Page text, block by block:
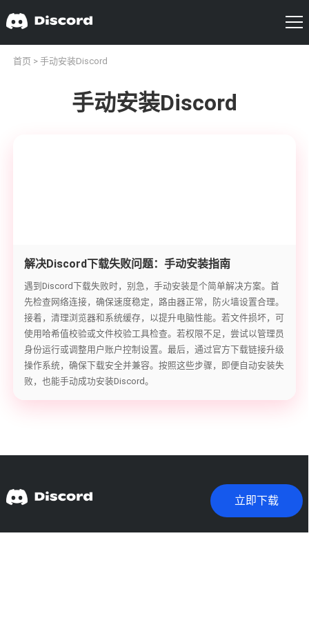
首页 > 手动安装Discord
手动安装Discord
解决Discord下载失败问题：手动安装指南
遇到Discord下载失败时，别急，手动安装是个简单解决方案。首
先检查网络连接，确保速度稳定，路由器正常，防火墙设置合理。
接着，清理浏览器和系统缓存，以提升电脑性能。若文件损坏，可
使用哈希值校验或文件校验工具检查。若权限不足，尝试以管理员
身份运行或调整用户账户控制设置。最后，通过官方下载链接升级
操作系统，确保下载安全并兼容。按照这些步骤，即便自动安装失
败，也能手动成功安装Discord。
立即下载